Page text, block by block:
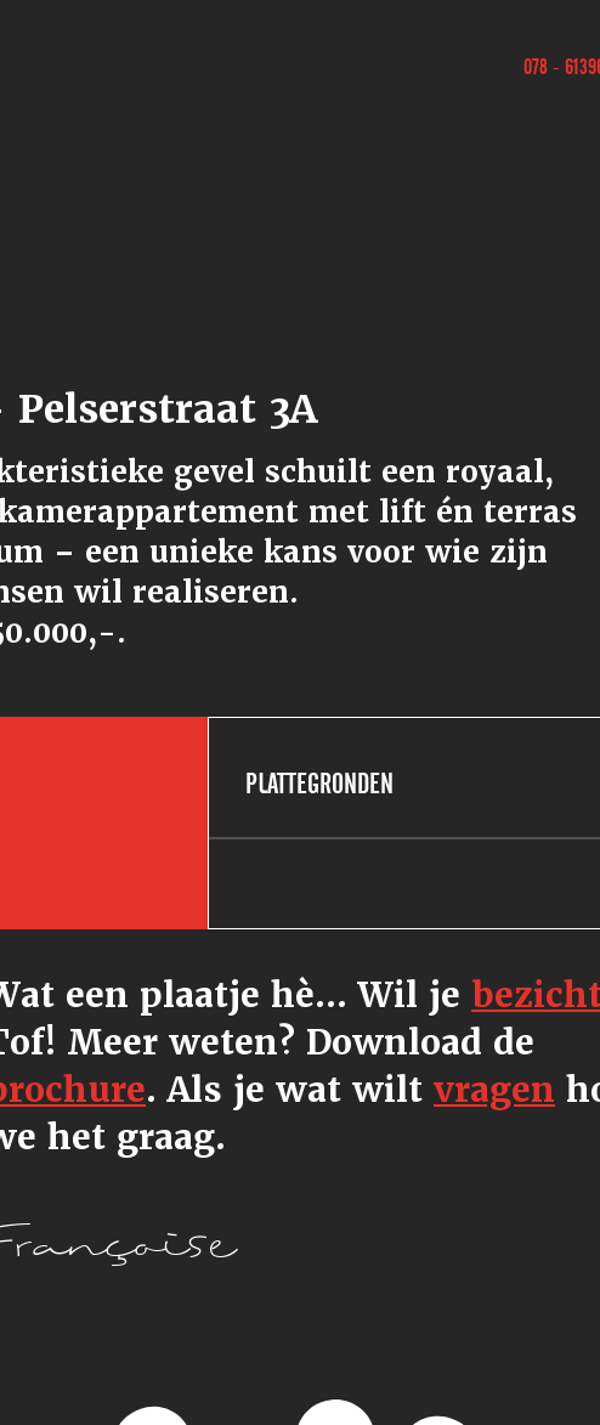
078 -
3A
gevel schuilt een royaal,
met lift én terras
– een unieke kans voor wie zijn
wil realiseren.
.
PLATTEGRONDEN
een plaatje hè... Wil je
Meer weten? Download de
. Als je wat wiltvragen
het graag.